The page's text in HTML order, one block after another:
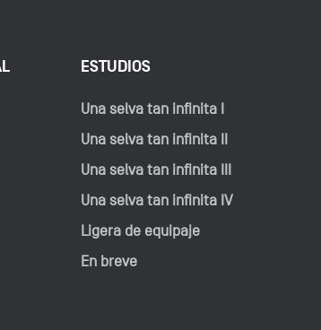
ESTUDIOS
Una selva tan infinita I
Una selva tan infinita II
Una selva tan infinita III
Una selva tan infinita IV
Ligera de equipaje
En breve